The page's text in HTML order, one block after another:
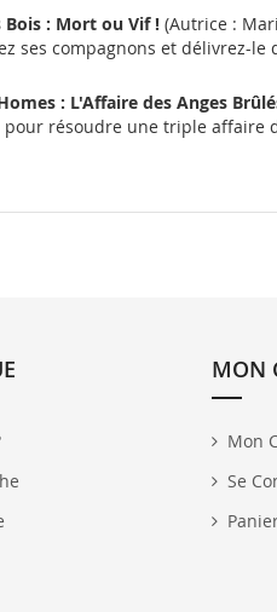
Bois : Mort ou Vif ! (Autrice :
ses compagnons et délivrez-le
: L'Affaire des Anges
pour résoudre une triple affaire
MON
Mon
Se